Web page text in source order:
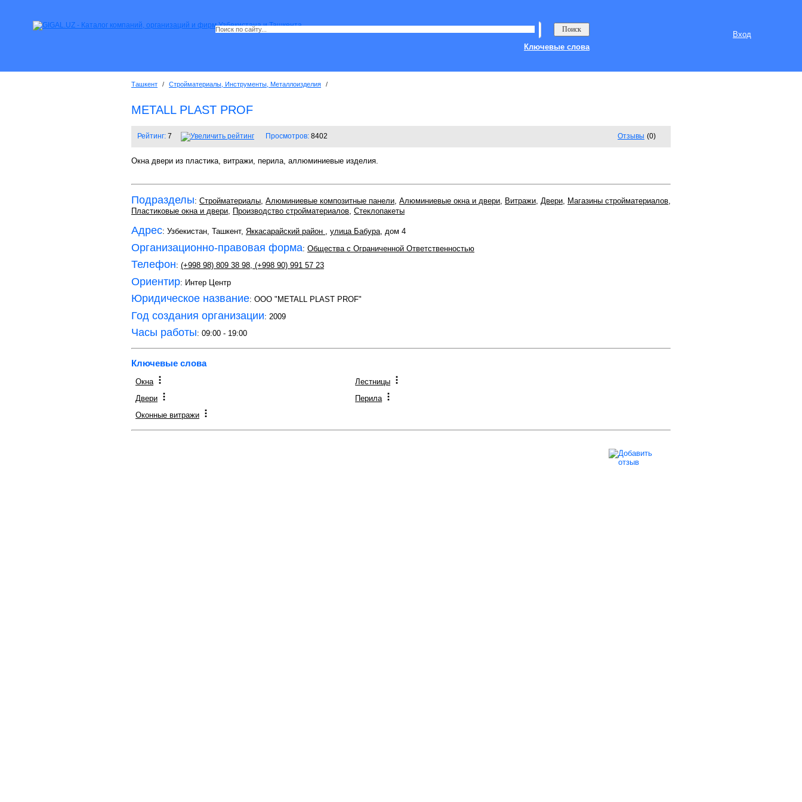
Вход
Ключевые слова
Ташкент / Стройматериалы, Инструменты, Металлоизделия /
METALL PLAST PROF
Рейтинг: 7 Просмотров: 8402 Отзывы (0)
Окна двери из пластика, витражи, перила, аллюминиевые изделия.
Подразделы: Стройматериалы, Алюминиевые композитные панели, Алюминиевые окна и двери, Витражи, Двери, Магазины стройматериалов,
Пластиковые окна и двери, Производство стройматериалов, Стеклопакеты
Адрес: Узбекистан, Ташкент, Яккасарайский район , улица Бабура, дом 4
Организационно-правовая форма: Общества с Ограниченной Ответственностью
Телефон: (+998 98) 809 38 98, (+998 90) 991 57 23
Ориентир: Интер Центр
Юридическое название: ООО "METALL PLAST PROF"
Год создания организации: 2009
Часы работы: 09:00 - 19:00
Ключевые слова
Окна
Двери
Оконные витражи
Лестницы
Перила